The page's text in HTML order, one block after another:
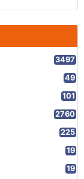
3497
49
101
2760
225
19
19